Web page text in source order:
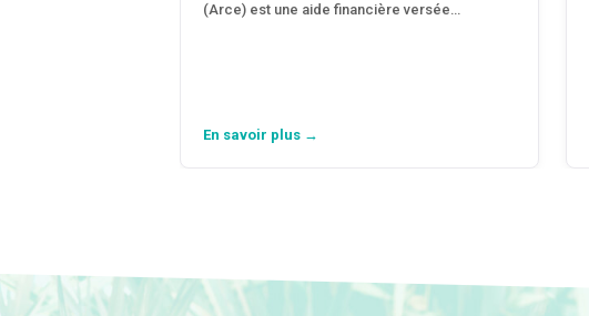
(Arce) est une aide financière versée…
En savoir plus →